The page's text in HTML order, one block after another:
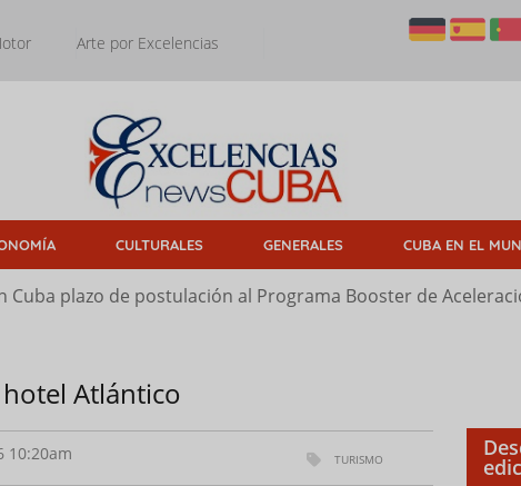
Arte por Excelencias
CULTURALES GENERALES CUBA EN EL
Cuba plazo de postulación al Programa Booster de
Atlántico
10:20am TURISMO